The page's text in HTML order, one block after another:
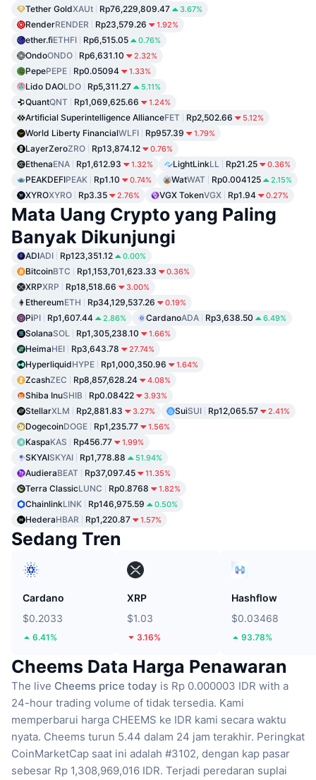
Tether GoldXAUt Rp76,229,809.47 3.67%
RenderRENDER Rp23,579.26 1.92%
ether.fiETHFI Rp6,515.05 0.76%
OndoONDO Rp6,631.10 2.32%
PepePEPE Rp0.05094 1.33%
Lido DAOLDO Rp5,311.27 5.11%
QuantQNT Rp1,069,625.66 1.24%
Artificial Superintelligence AllianceFET Rp2,502.66 5.12%
World Liberty FinancialWLFI Rp957.39 1.79%
LayerZeroZRO Rp13,874.12 0.76%
EthenaENA Rp1,612.93 1.32% LightLinkLL Rp21.25 0.36%
PEAKDEFIPEAK Rp1.10 0.74% WatWAT Rp0.004125 2.15%
XYROXYRO Rp3.35 2.76% VGX TokenVGX Rp1.94 0.27%
Mata Uang Crypto yang Paling
Banyak Dikunjungi
ADIADI Rp123,351.12 0.00%
BitcoinBTC Rp1,153,701,623.33 0.36%
XRPXRP Rp18,518.66 3.00%
EthereumETH Rp34,129,537.26 0.19%
PiPI Rp1,607.44 2.86% CardanoADA Rp3,638.50 6.49%
SolanaSOL Rp1,305,238.10 1.66%
HeimaHEI Rp3,643.78 27.74%
HyperliquidHYPE Rp1,000,350.96 1.64%
ZcashZEC Rp8,857,628.24 4.08%
Shiba InuSHIB Rp0.08422 3.93%
StellarXLM Rp2,881.83 3.27% SuiSUI Rp12,065.57 2.41%
DogecoinDOGE Rp1,235.77 1.56%
KaspaKAS Rp456.77 1.99%
SKYAISKYAI Rp1,778.88 51.94%
AudieraBEAT Rp37,097.45 11.35%
Terra ClassicLUNC Rp0.8768 1.82%
ChainlinkLINK Rp146,975.59 0.50%
HederaHBAR Rp1,220.87 1.57%
Sedang Tren
Cardano
$0.2033
6.41%
XRP
$1.03
3.16%
Hashflow
$0.03468
93.78%
Cheems Data Harga Penawaran
The live Cheems price today is Rp 0.000003 IDR with a
24-hour trading volume of tidak tersedia. Kami
memperbarui harga CHEEMS ke IDR kami secara waktu
nyata. Cheems turun 5.44 dalam 24 jam terakhir. Peringkat
CoinMarketCap saat ini adalah #3102, dengan kap pasar
sebesar Rp 1,308,969,016 IDR. Terjadi peredaran suplai